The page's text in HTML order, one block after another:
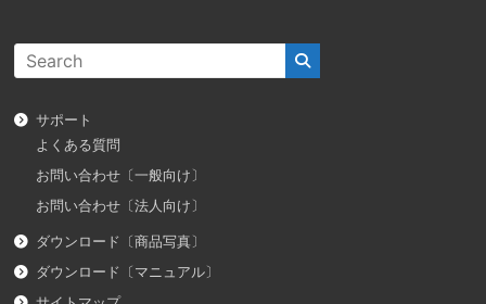
サポート
よくある質問
お問い合わせ〔一般向け〕
お問い合わせ〔法人向け〕
ダウンロード〔商品写真〕
ダウンロード〔マニュアル〕